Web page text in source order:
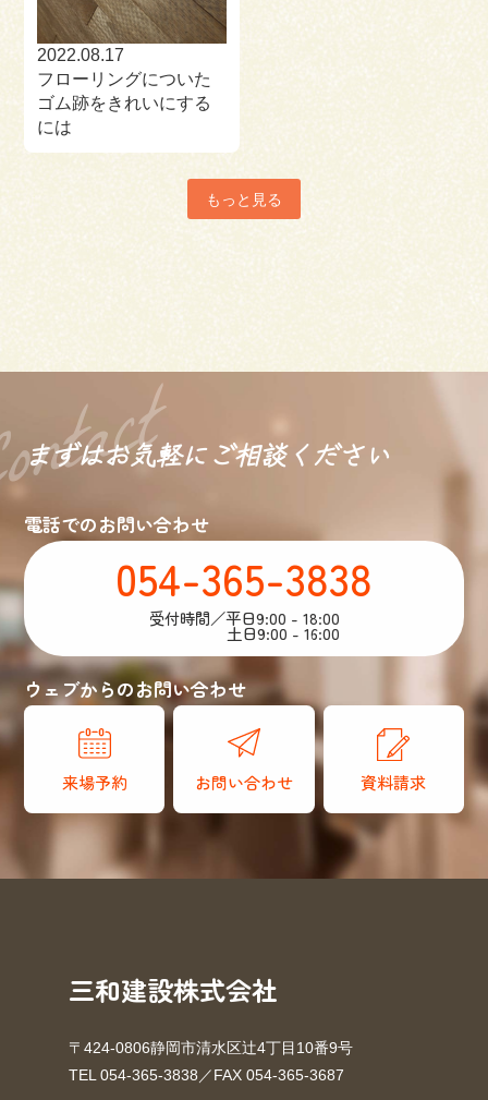
2022.08.17
フローリングについた
ゴム跡をきれいにする
には
もっと見る
まずはお気軽にご相談ください
電話でのお問い合わせ
054-365-3838
受付時間／平日9:00 - 18:00
土日9:00 - 16:00
ウェブからのお問い合わせ
来場予約 お問い合わせ 資料請求
三和建設株式会社
〒424-0806静岡市清水区辻4丁目10番9号
TEL 054-365-3838／FAX 054-365-3687